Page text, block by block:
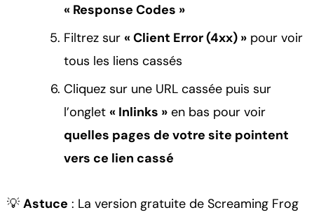
« Response Codes »
Filtrez sur « Client Error (4xx) » pour voir
tous les liens cassés
Cliquez sur une URL cassée puis sur
l’onglet « Inlinks » en bas pour voir
quelles pages de votre site pointent
vers ce lien cassé
💡 Astuce : La version gratuite de Screaming Frog